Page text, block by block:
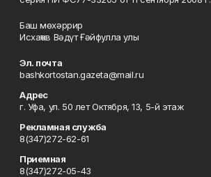
Баш мөхәррир
Исхаҡов Вәдүт Ғәйфулла улы
Эл. почта
bashkortostan.gazeta@mail.ru
Адрес
г. Уфа, ул. 50 лет Октября, 13, 5-й этаж
Рекламная служба
8(347)272-62-61
Приемная
8(347)272-05-43